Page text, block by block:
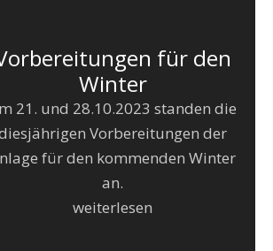
für den
Winter
21. und 28.10.2023 standen die
Vorbereitungen der
für den kommenden Winter
an.
weiterlesen